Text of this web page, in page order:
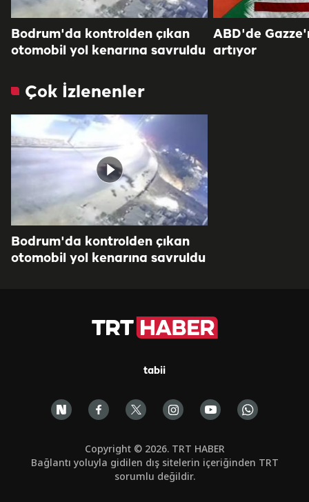
Bodrum'da kontrolden çıkan
otomobil yol kenarına savruldu
ABD'de
artıyor
Çok İzlenenler
Bodrum'da kontrolden çıkan
otomobil yol kenarına savruldu
tabii
Copyright © 2026. TRT HABER
Bağlantı yoluyla gidilen dış sitelerin içeriğinden TRT
sorumlu değildir.